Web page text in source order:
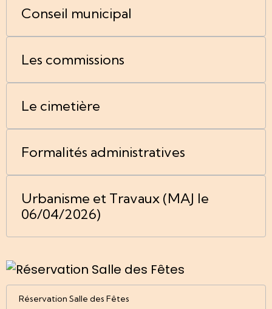
Conseil municipal
Les commissions
Le cimetière
Formalités administratives
Urbanisme et Travaux (MAJ le
06/04/2026)
Réservation Salle des Fêtes